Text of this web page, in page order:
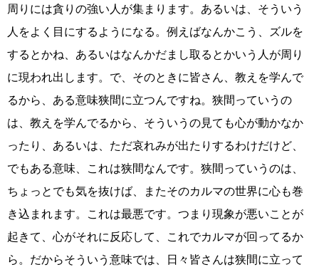
周りには貪りの強い人が集まります。あるいは、そういう
人をよく目にするようになる。例えばなんかこう、ズルを
するとかね、あるいはなんかだまし取るとかいう人が周り
に現われ出します。で、そのときに皆さん、教えを学んで
るから、ある意味狭間に立つんですね。狭間っていうの
は、教えを学んでるから、そういうの見ても心が動かなか
ったり、あるいは、ただ哀れみが出たりするわけだけど、
でもある意味、これは狭間なんです。狭間っていうのは、
ちょっとでも気を抜けば、またそのカルマの世界に心も巻
き込まれます。これは最悪です。つまり現象が悪いことが
起きて、心がそれに反応して、これでカルマが回ってるか
ら。だからそういう意味では、日々皆さんは狭間に立って